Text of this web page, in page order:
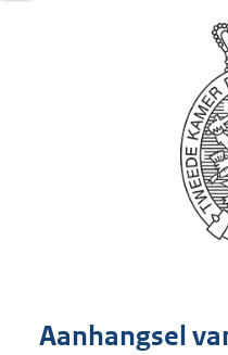
Aanhangsel